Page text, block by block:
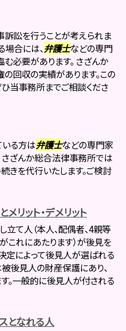
訴訟を行うことが考えられま
合には、 弁護士などの専門
必要があります。 さざんか
回収の実績があります。この
当事務所までご相談くださ
いる方は弁護士などの専門家
さざんか総合法律事務所では
きを代行いたします。ご検討
リット・デメリット
て人（本人、配偶者、4親等
これにあたります）が後見を
定によって後見人が選ばれる
後見人の財産保護にあり、
。一般的に後見人が付される
となれる人